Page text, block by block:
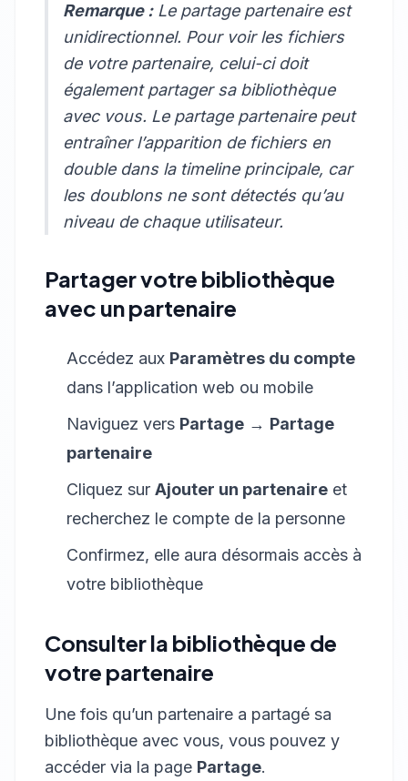
Remarque :Le partage partenaire est
unidirectionnel. Pour voir les fichiers
de votre partenaire, celui-ci doit
également partager sa bibliothèque
avec vous. Le partage partenaire peut
entraîner l’apparition de fichiers en
double dans la timeline principale, car
les doublons ne sont détectés qu’au
niveau de chaque utilisateur.
Partager votre bibliothèque
avec un partenaire
Accédez aux Paramètres du compte
dans l’application web ou mobile
Naviguez vers Partage → Partage
partenaire
Cliquez sur Ajouter un partenaire et
recherchez le compte de la personne
Confirmez, elle aura désormais accès à
votre bibliothèque
Consulter la bibliothèque de
votre partenaire
Une fois qu’un partenaire a partagé sa
bibliothèque avec vous, vous pouvez y
accéder via la page Partage.